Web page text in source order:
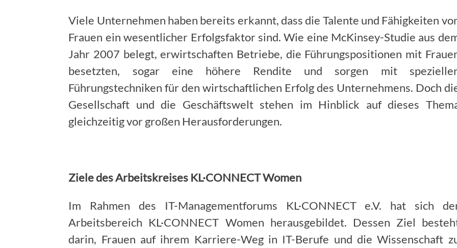
Viele Unternehmen haben bereits erkannt, dass die Talente und Fähigkeiten
Frauen ein wesentlicher Erfolgsfaktor sind. Wie eine McKinsey-Studie aus
Jahr 2007 belegt, erwirtschaften Betriebe, die Führungspositionen mit
besetzten, sogar eine höhere Rendite und sorgen mit
Führungstechniken für den wirtschaftlichen Erfolg des Unternehmens. Doch
Gesellschaft und die Geschäftswelt stehen im Hinblick auf dieses
gleichzeitig vor großen Herausforderungen.
Ziele des Arbeitskreises KL·CONNECT Women
Im Rahmen des IT-Managementforums KL·CONNECT e.V. hat sich
Arbeitsbereich KL·CONNECT Women herausgebildet. Dessen Ziel
darin, Frauen auf ihrem Karriere-Weg in IT-Berufe und die Wissenschaft